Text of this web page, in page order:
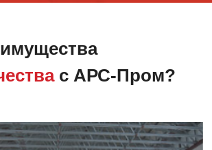
с АРС-Пром?